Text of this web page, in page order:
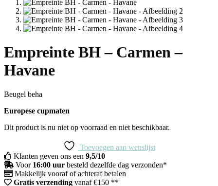
Empreinte BH – Carmen –
Havane
Beugel beha
Europese cupmaten
Dit product is nu niet op voorraad en niet beschikbaar.
Toevoegen aan wenslijst
Klanten geven ons een 9,5/10
Voor 16:00 uur besteld dezelfde dag verzonden*
Makkelijk vooraf of achteraf betalen
Gratis verzending vanaf €150 **